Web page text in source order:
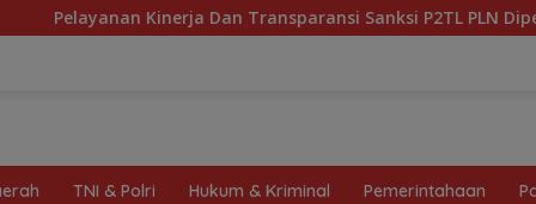
Sanksi P2TL PLN Dipertanyakan, Upaya Konfirmasi
TNI & Polri Hukum & Kriminal Pemerintahaan